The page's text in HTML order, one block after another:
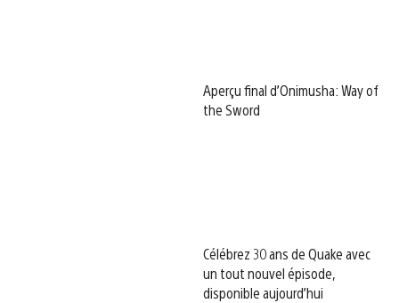
Aperçu final d’Onimusha: Way of
the Sword
Célébrez 30 ans de Quake avec
un tout nouvel épisode,
disponible aujourd’hui